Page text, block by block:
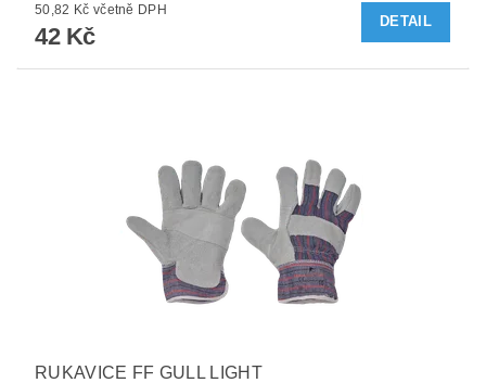
50,82 Kč včetně DPH
42 Kč
DETAIL
RUKAVICE FF GULL LIGHT